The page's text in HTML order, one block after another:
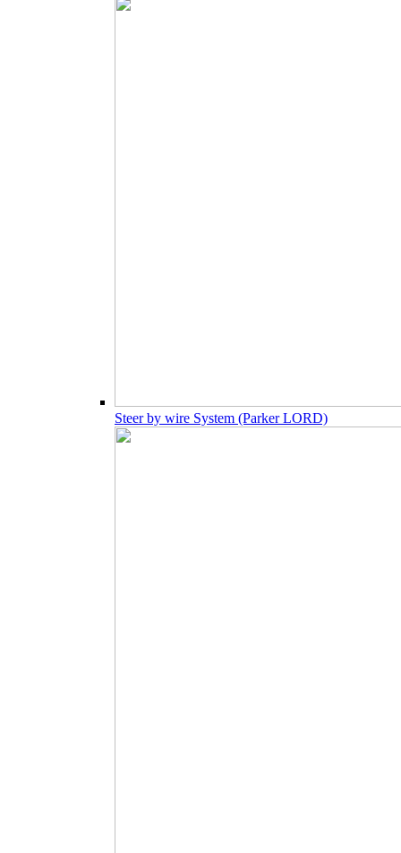
Steer by wire System (Parker LORD)